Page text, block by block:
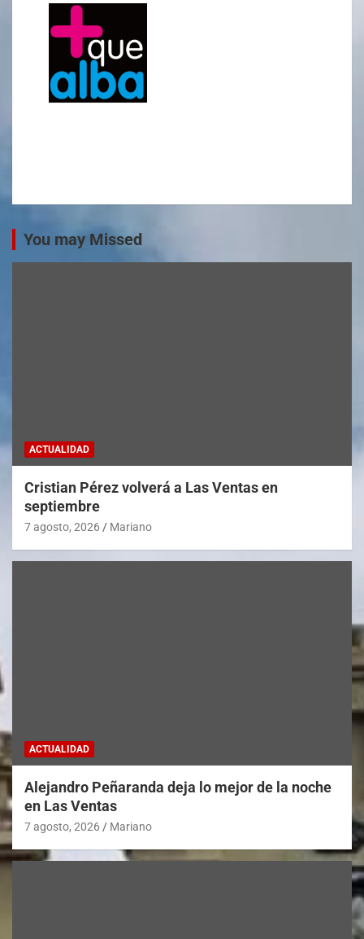
You may Missed
ACTUALIDAD
Cristian Pérez volverá a Las Ventas en
septiembre
7 agosto, 2026 Mariano
ACTUALIDAD
Alejandro Peñaranda deja lo mejor de la noche
en Las Ventas
7 agosto, 2026 Mariano